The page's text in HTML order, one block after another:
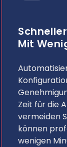
Mit
Zeit für die
vermeiden
können
wenigen